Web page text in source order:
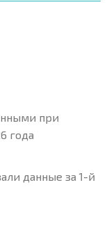
при
года
данные за 1-й